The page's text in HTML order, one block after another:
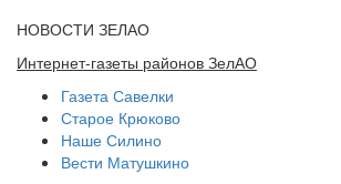
НОВОСТИ ЗЕЛАО
Интернет-газеты районов ЗелАО
Газета Савелки
Старое Крюково
Наше Силино
Вести Матушкино